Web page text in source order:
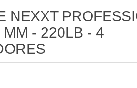
NEXXT
- 220LB - 4